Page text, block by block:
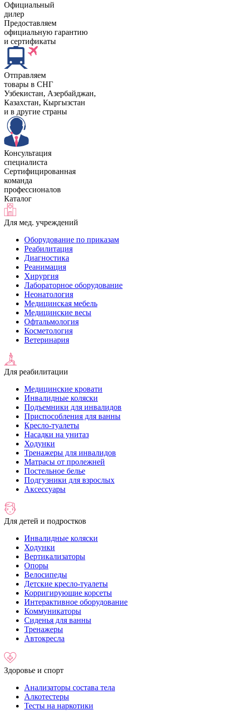
Официальный
дилер
Предоставляем
официальную гарантию
и сертификаты
Отправляем
товары в СНГ
Узбекистан, Aзербайджан,
Казахстан, Кыргызстан
и в другие страны
Консультация
специалиста
Сертифицированная
команда
профессионалов
Каталог
Для мед. учреждений
Оборудование по приказам
Реабилитация
Диагностика
Реанимация
Хирургия
Лабораторное оборудование
Неонатология
Медицинская мебель
Медицинские весы
Офтальмология
Косметология
Ветеринария
Для реабилитации
Медицинские кровати
Инвалидные коляски
Подъемники для инвалидов
Приспособления для ванны
Кресло-туалеты
Насадки на унитаз
Ходунки
Тренажеры для инвалидов
Матрасы от пролежней
Постельное белье
Подгузники для взрослых
Аксессуары
Для детей и подростков
Инвалидные коляски
Ходунки
Вертикализаторы
Опоры
Велосипеды
Детские кресло-туалеты
Корригирующие корсеты
Интерактивное оборудование
Коммуникаторы
Сиденья для ванны
Тренажеры
Автокресла
Здоровье и спорт
Анализаторы состава тела
Алкотестеры
Тесты на наркотики